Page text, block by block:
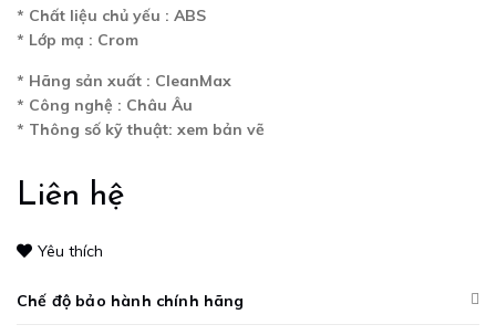
* Chất liệu chủ yếu : ABS
* Lớp mạ : Crom
* Hãng sản xuất : CleanMax
* Công nghệ : Châu Âu
* Thông số kỹ thuật: xem bản vẽ
Liên hệ
Yêu thích
Chế độ bảo hành chính hãng